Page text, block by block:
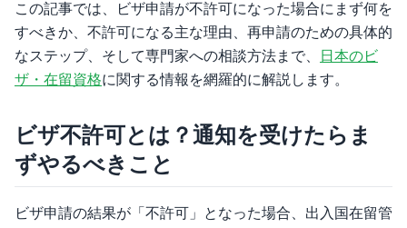
この記事では、ビザ申請が不許可になった場合にまず何を
すべきか、不許可になる主な理由、再申請のための具体的
なステップ、そして専門家への相談方法まで、
日本のビ
ザ・在留資格に関する情報を網羅的に解説します。
ビザ不許可とは？通知を受けたらま
ずやるべきこと
ビザ申請の結果が「不許可」となった場合、出入国在留管